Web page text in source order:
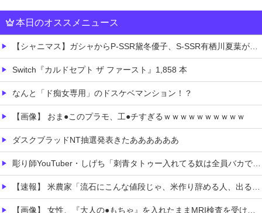
本日のオススメニュース
【シャニマス】ガシャからP-SSR黛冬優子、S-SSR有栖川夏葉が登場！イベントS-SR福丸小糸！
Switch『カルドセプト ザ ファースト』1,858 本
なんと「ド痴女専用」のドスケベマンション！？
【画像】 おま●このプラモ、工●チすぎるｗｗｗｗｗｗｗｗｗｗ
ダスクブラッドNT抽選発表きたああああああ
彫り師YouTuber・しげち「刺青タトゥー入れてる奴は全員バカです」「すごい民度低い」「5000円好きなんすよ、バカって」
【速報】 米農家「流石にこんな値段じゃ、米作り辞める人、出るんじゃないかなあ？？」
【画像】 女性、『大人の●もちゃ』を入れたままMRI検査を受けた結果 →